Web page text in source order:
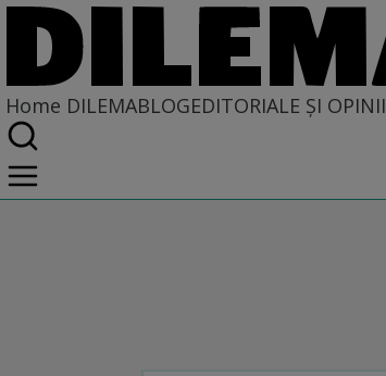
Home DILEMABLOGEDITORIALE ȘI OPINII